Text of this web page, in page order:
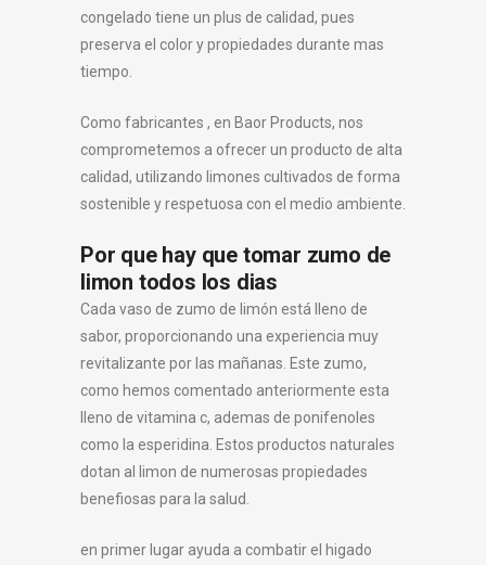
congelado tiene un plus de calidad, pues
preserva el color y propiedades durante mas
tiempo.
Como fabricantes , en Baor Products, nos
comprometemos a ofrecer un producto de alta
calidad, utilizando limones cultivados de forma
sostenible y respetuosa con el medio ambiente.
Por que hay que tomar zumo de
limon todos los dias
Cada vaso de zumo de limón está lleno de
sabor, proporcionando una experiencia muy
revitalizante por las mañanas. Este zumo,
como hemos comentado anteriormente esta
lleno de vitamina c, ademas de ponifenoles
como la esperidina. Estos productos naturales
dotan al limon de numerosas propiedades
benefiosas para la salud.
en primer lugar ayuda a combatir el higado